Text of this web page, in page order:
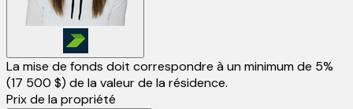
La mise de fonds doit correspondre à un minimum de 5%
(17 500 $) de la valeur de la résidence.
Prix de la propriété